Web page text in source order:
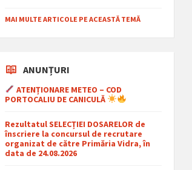
MAI MULTE ARTICOLE PE ACEASTĂ TEMĂ
ANUNȚURI
ATENȚIONARE METEO – COD
PORTOCALIU DE CANICULĂ
Rezultatul SELECȚIEI DOSARELOR de
înscriere la concursul de recrutare
organizat de către Primăria Vidra, în
data de 24.08.2026